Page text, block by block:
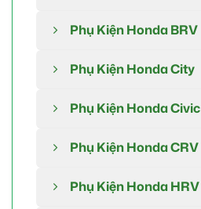
Phụ Kiện Honda BRV
Phụ Kiện Honda City
Phụ Kiện Honda Civic
Phụ Kiện Honda CRV
Phụ Kiện Honda HRV